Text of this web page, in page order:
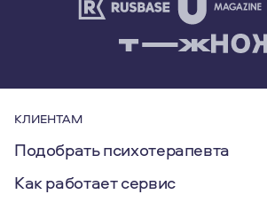
КЛИЕНТАМ
Подобрать психотерапевта
Как работает сервис